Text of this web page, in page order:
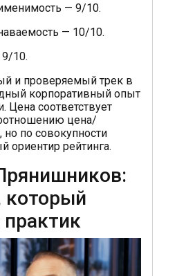
— 9/10.
— 10/10.
10.
и проверяемый трек в
корпоративный опыт
Цена соответствует
цена/
но по совокупности
ориентир рейтинга.
который
практик